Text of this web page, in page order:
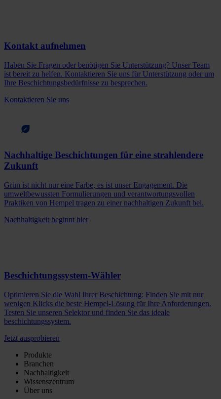
Kontakt aufnehmen
Haben Sie Fragen oder benötigen Sie Unterstützung? Unser Team
ist bereit zu helfen. Kontaktieren Sie uns für Unterstützung oder um
Ihre Beschichtungsbedürfnisse zu besprechen.
Kontaktieren Sie uns
Nachhaltige Beschichtungen für eine strahlendere
Zukunft
Grün ist nicht nur eine Farbe, es ist unser Engagement. Die
umweltbewussten Formulierungen und verantwortungsvollen
Praktiken von Hempel tragen zu einer nachhaltigen Zukunft bei.
Nachhaltigkeit beginnt hier
Beschichtungssystem-Wähler
Optimieren Sie die Wahl Ihrer Beschichtung: Finden Sie mit nur
wenigen Klicks die beste Hempel-Lösung für Ihre Anforderungen.
Testen Sie unseren Selektor und finden Sie das ideale
beschichtungssystem.
Jetzt ausprobieren
Produkte
Branchen
Nachhaltigkeit
Wissenszentrum
Über uns